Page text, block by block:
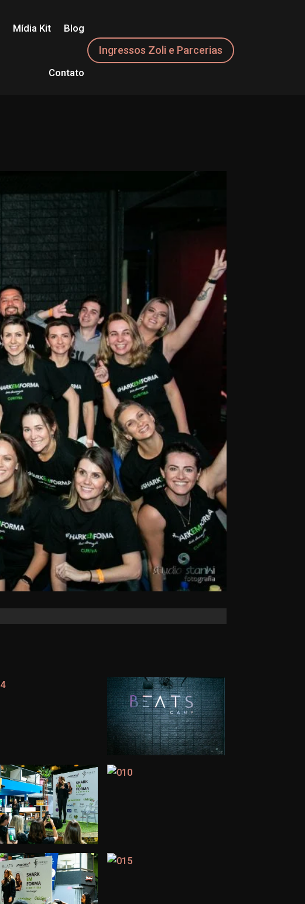
Mídia Kit Blog
Contato
Ingressos Zoli e Parcerias